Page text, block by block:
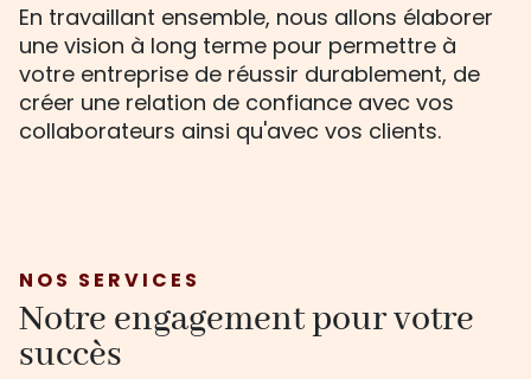
En travaillant ensemble, nous allons élaborer
une vision à long terme pour permettre à
votre entreprise de réussir durablement, de
créer une relation de confiance avec vos
collaborateurs ainsi qu'avec vos clients.
NOS SERVICES
Notre engagement pour votre
succès